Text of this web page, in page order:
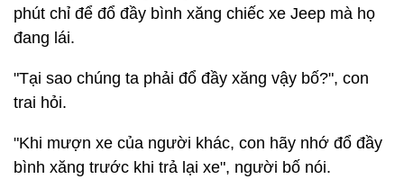
phút chỉ để đổ đầy bình xăng chiếc xe Jeep mà họ
đang lái.
"Tại sao chúng ta phải đổ đầy xăng vậy bố?", con
trai hỏi.
"Khi mượn xe của người khác, con hãy nhớ đổ đầy
bình xăng trước khi trả lại xe", người bố nói.